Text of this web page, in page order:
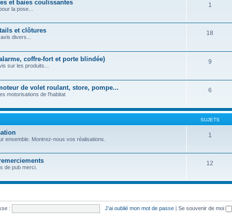
et baies coulissantes
la pose...
1
et clôtures
divers...
18
coffre-fort et porte blindée)
sur les produits...
9
de volet roulant, store, pompe...
motorisations de l'habitat
6
SUJETS
ensemble. Montrez-nous vos réalisations.
1
de pub merci.
12
: J’ai oublié mon mot de passe | Se souvenir de moi